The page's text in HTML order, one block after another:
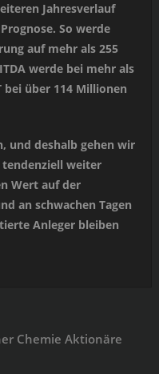
Jahresverlauf
So werde
auf mehr als 255
werde bei mehr als
bei über 114 Millionen
und deshalb gehen wir
weiter
Wert auf der
an schwachen Tagen
Anleger bleiben
Chemie Aktionäre